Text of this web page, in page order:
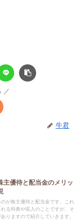
牛君
主優待と配当金のメリッ
が株主優待と配当金です。これ
る特典や収入のことですが、そ
りますので紹介していきます。